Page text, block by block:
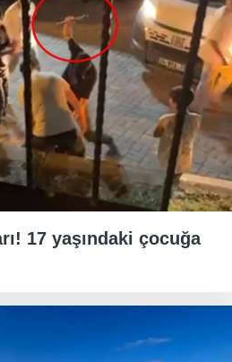
17 yaşındaki çocuğa